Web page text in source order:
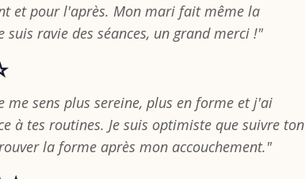
et pour l'après. Mon mari fait même la
suis ravie des séances, un grand merci !"
me sens plus sereine, plus en forme et j'ai
à tes routines. Je suis optimiste que suivre ton
la forme après mon accouchement."